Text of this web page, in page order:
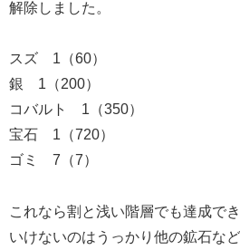
解除しました。
スズ 1（60）
銀 1（200）
コバルト 1（350）
宝石 1（720）
ゴミ 7（7）
これなら割と浅い階層でも達成で
いけないのはうっかり他の鉱石な